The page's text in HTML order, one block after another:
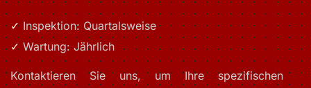
Inspektion: Quartalsweise
Wartung: Jährlich
Kontaktieren Sie uns, um Ihre spezifischen